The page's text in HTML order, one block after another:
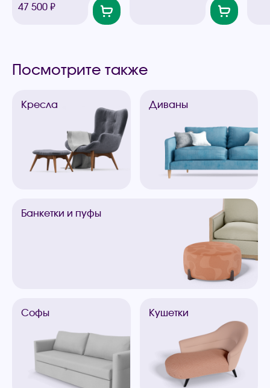
47 500 ₽
Посмотрите также
Кресла Диваны
Банкетки и пуфы
Софы Кушетки